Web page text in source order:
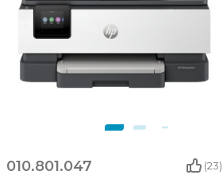
010.801.047 (23)